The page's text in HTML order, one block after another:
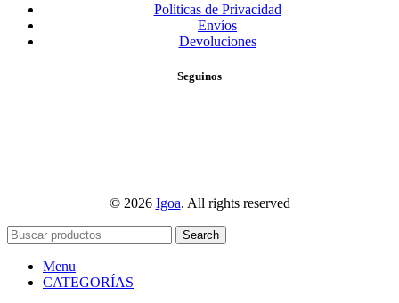
Políticas de Privacidad
Envíos
Devoluciones
Seguinos
© 2026 Igoa. All rights reserved
Search
Menu
CATEGORÍAS